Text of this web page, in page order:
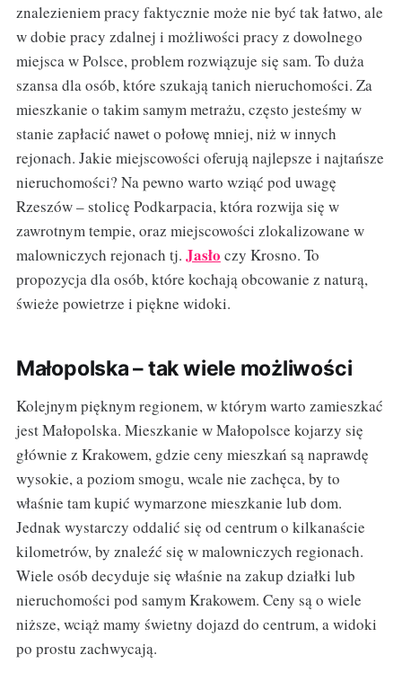
znalezieniem pracy faktycznie może nie być tak łatwo, ale
w dobie pracy zdalnej i możliwości pracy z dowolnego
miejsca w Polsce, problem rozwiązuje się sam. To duża
szansa dla osób, które szukają tanich nieruchomości. Za
mieszkanie o takim samym metrażu, często jesteśmy w
stanie zapłacić nawet o połowę mniej, niż w innych
rejonach. Jakie miejscowości oferują najlepsze i najtańsze
nieruchomości? Na pewno warto wziąć pod uwagę
Rzeszów – stolicę Podkarpacia, która rozwija się w
zawrotnym tempie, oraz miejscowości zlokalizowane w
malowniczych rejonach tj. Jasło czy Krosno. To
propozycja dla osób, które kochają obcowanie z naturą,
świeże powietrze i piękne widoki.
Małopolska – tak wiele możliwości
Kolejnym pięknym regionem, w którym warto zamieszkać
jest Małopolska. Mieszkanie w Małopolsce kojarzy się
głównie z Krakowem, gdzie ceny mieszkań są naprawdę
wysokie, a poziom smogu, wcale nie zachęca, by to
właśnie tam kupić wymarzone mieszkanie lub dom.
Jednak wystarczy oddalić się od centrum o kilkanaście
kilometrów, by znaleźć się w malowniczych regionach.
Wiele osób decyduje się właśnie na zakup działki lub
nieruchomości pod samym Krakowem. Ceny są o wiele
niższe, wciąż mamy świetny dojazd do centrum, a widoki
po prostu zachwycają.